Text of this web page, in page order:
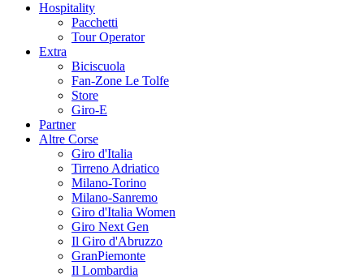
Hospitality
Pacchetti
Tour Operator
Extra
Biciscuola
Fan-Zone Le Tolfe
Store
Giro-E
Partner
Altre Corse
Giro d'Italia
Tirreno Adriatico
Milano-Torino
Milano-Sanremo
Giro d'Italia Women
Giro Next Gen
Il Giro d'Abruzzo
GranPiemonte
Il Lombardia